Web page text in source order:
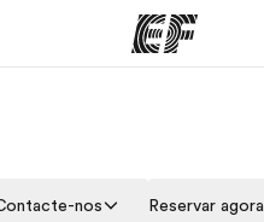
Encontre um escritório
nos Reservar agora